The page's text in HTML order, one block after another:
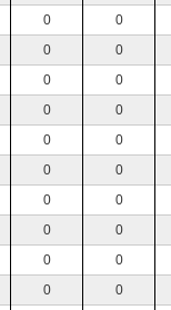
0
0
0
0
0
0
0
0
0
0
0
0
0
0
0
0
0
0
0
0